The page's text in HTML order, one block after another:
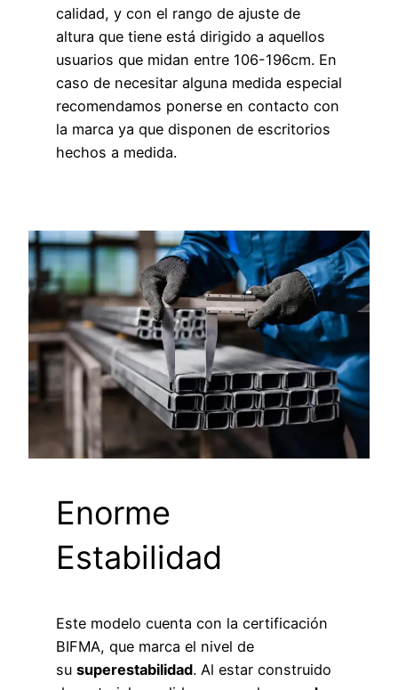
calidad, y con el rango de ajuste de
altura que tiene está dirigido a aquellos
usuarios que midan entre 106-196cm. En
caso de necesitar alguna medida especial
recomendamos ponerse en contacto con
la marca ya que disponen de escritorios
hechos a medida.
Enorme
Estabilidad
Este modelo cuenta con la certificación
BIFMA, que marca el nivel de
su superestabilidad. Al estar construido